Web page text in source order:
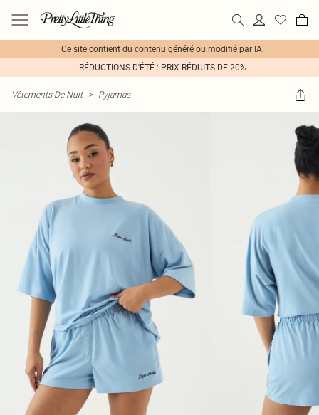
Ce site contient du contenu généré ou modifié par IA.
RÉDUCTIONS D'ÉTÉ : PRIX RÉDUITS DE 20%
Vêtements De Nuit > Pyjamas